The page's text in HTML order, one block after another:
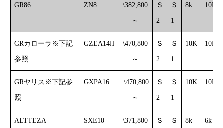
GR86 ZN8 \382,800
～
Ｓ
2
Ｓ
1
8k 10K
GRカローラ※下記
参照
GZEA14H \470,800
～
Ｓ
2
Ｓ
1
10K 10K
GRヤリス※下記参
照
GXPA16 \470,800
～
Ｓ
2
Ｓ
1
10K 10K
ALTTEZA SXE10 \371,800 Ｓ Ｓ 8k 6k